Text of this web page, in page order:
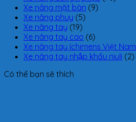
Xe nâng mặt bàn (9)
Xe nâng phuy (5)
Xe nâng tay (19)
Xe nâng tay cao (6)
Xe nâng tay Ichimens Việt Nam
Xe nâng tay nhập khẩu niuli (2)
Có thể bạn sẽ thích